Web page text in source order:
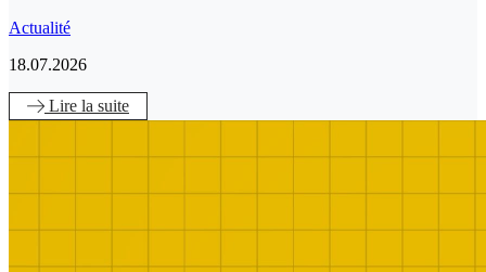
Actualité
18.07.2026
Lire la suite